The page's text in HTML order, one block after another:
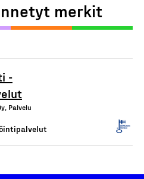
merkit
-
Palvelu